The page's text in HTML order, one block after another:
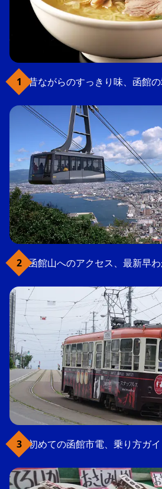
昔ながらのすっきり味、函館
函館山へのアクセス、最新早
初めての函館市電、乗り方ガイ